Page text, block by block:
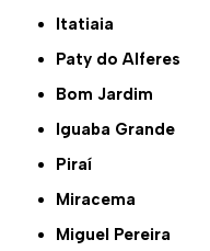
Itatiaia
Paty do Alferes
Bom Jardim
Iguaba Grande
Piraí
Miracema
Miguel Pereira